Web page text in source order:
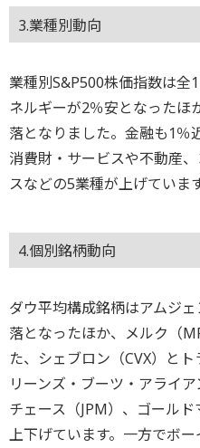
3.業種別動向
業種別S&P500株価指数は全
ネルギーが2％安となったほ
落となりました。金融も1％
消費財・サービスや不動産
スなどの5業種が上げています
4.個別銘柄動向
ダウ平均構成銘柄はアムジ
落となったほか、メルク（
た、シェブロン（CVX）と
リーンズ・ブーツ・アライ
チェース（JPM）、ゴール
上下げています。一方でボ